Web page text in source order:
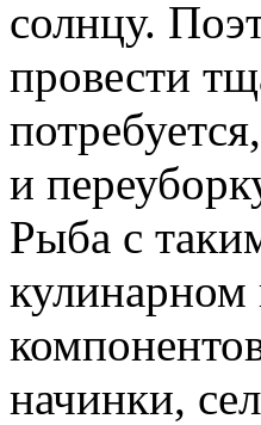
солнцу.
провести
и
Рыба с
кулинарном
начинки,